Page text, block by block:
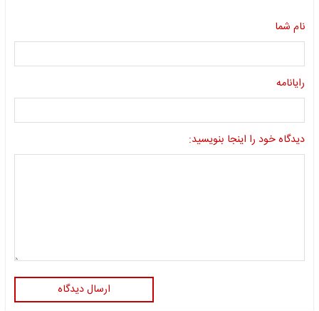
نام شما
رایانامه
دیدگاه خود را اینجا بنویسید:
ارسال دیدگاه